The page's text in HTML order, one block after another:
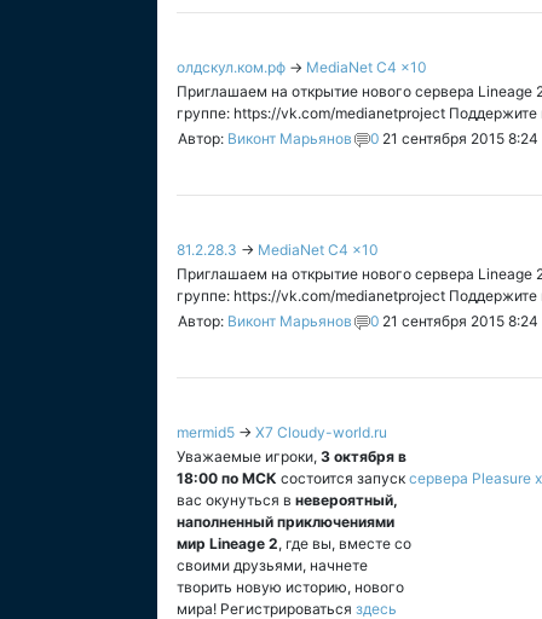
олдскул.ком.рф → MediaNet C4 x10
Приглашаем на открытие нового сервера
группе: https://vk.com/medianetproject Поддержите
Автор: Виконт Марьянов 0 21 сентября 2015 8:24
81.2.28.3 → MediaNet C4 x10
Приглашаем на открытие нового сервера
группе: https://vk.com/medianetproject Поддержите
Автор: Виконт Марьянов 0 21 сентября 2015 8:24
mermid5 → X7 Cloudy-world.ru
Уважаемые игроки, 3 октября в
18:00 по МСК состоится запуск сервера Pleasure
вас окунуться в невероятный,
наполненный приключениями
мир Lineage 2, где вы, вместе со
своими друзьями, начнете
творить новую историю, нового
мира! Регистрироваться здесь